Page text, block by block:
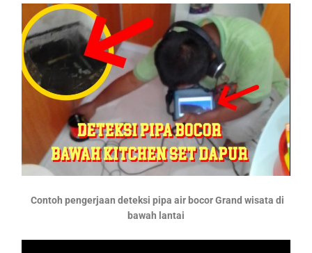
Contoh pengerjaan deteksi pipa air bocor Grand wisata di
bawah lantai